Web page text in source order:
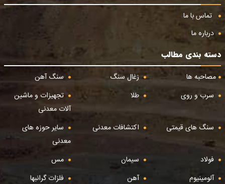
تماس با ما
درباره ما
دسته بندی مطالب
مصاحبه ها
زغال سنگ
سنگ آهن
سرب و روی
طلا
تجهیزات و ماشین
آلات معدنی
سنگ های قیمتی
اکتشافات معدنی
سایر حوزه های
معدنی
فولاد
سیمان
مس
آلومینیوم
آهن فلزات گرانبها